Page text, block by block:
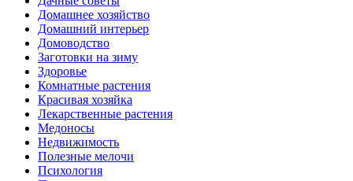
Домашнее хозяйство
Домашний интерьер
Домоводство
Заготовки на зиму
Здоровье
Комнатные растения
Красивая хозяйка
Лекарственные растения
Медоносы
Недвижимость
Полезные мелочи
Психология